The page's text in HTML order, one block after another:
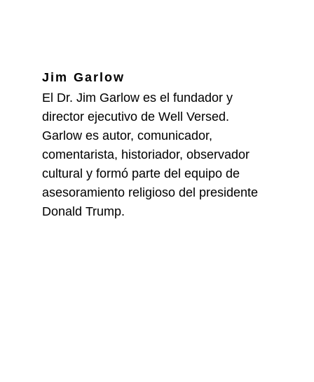
Jim Garlow
El Dr. Jim Garlow es el fundador y
director ejecutivo de Well Versed.
Garlow es autor, comunicador,
comentarista, historiador, observador
cultural y formó parte del equipo de
asesoramiento religioso del presidente
Donald Trump.